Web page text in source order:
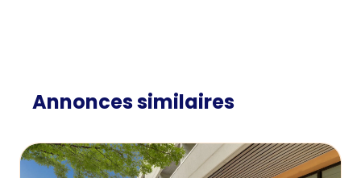
Annonces similaires